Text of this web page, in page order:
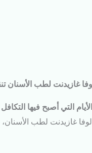
غازيدنت لطب الأسنان
التي أصبح فيها
غازيدنت لطب